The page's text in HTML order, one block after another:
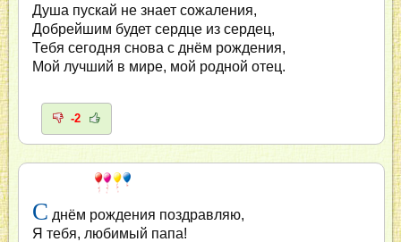
Душа пускай не знает сожаления,
Добрейшим будет сердце из сердец,
Тебя сегодня снова с днём рождения,
Мой лучший в мире, мой родной отец.
-2
С днём рождения поздравляю,
Я тебя, любимый папа!